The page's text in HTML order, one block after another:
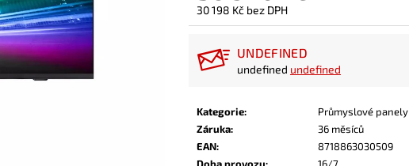
30 198 Kč bez DPH
Měrná
UNDEFINED
undefined undefined
Kategorie:
Průmyslové panely
Záruka:
36 měsíců
EAN:
8718863030509
Doba provozu:
16/7